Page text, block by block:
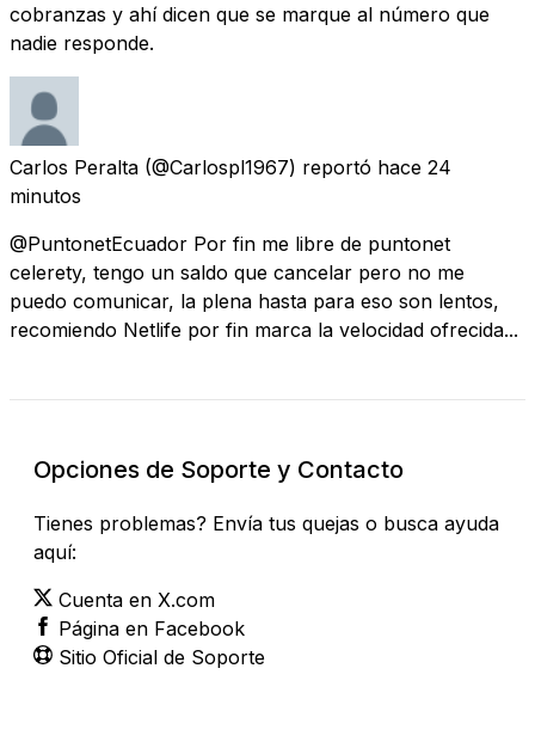
cobranzas y ahí dicen que se marque al número que
nadie responde.
Carlos Peralta (@Carlospl1967) reportó hace 24
minutos
@PuntonetEcuador Por fin me libre de puntonet
celerety, tengo un saldo que cancelar pero no me
puedo comunicar, la plena hasta para eso son lentos,
recomiendo Netlife por fin marca la velocidad ofrecida...
Opciones de Soporte y Contacto
Tienes problemas? Envía tus quejas o busca ayuda
aquí:
Cuenta en X.com
Página en Facebook
Sitio Oficial de Soporte